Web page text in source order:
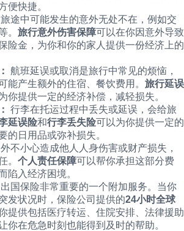
便快捷。
旅途中可能发生的意外无处不在，例如交
。 旅行意外伤害保障可以在你因意外导致
险金，为你和你的家人提供一份经济上的
航班延误或取消是旅行中常见的烦恼，
能产生额外的住宿、餐饮费用。 旅行延误
你提供一定的经济补偿，减轻损失。
行李在托运过程中丢失或延误，会给旅
延误险和行李丢失险可以为你提供一定的
的日用品或弥补损失。
不小心造成他人人身伤害或财产损失，
。 个人责任保障可以帮你承担这部分费
陷入经济困境。
国保险非常重要的一个附加服务。当你
发状况时，保险公司提供的24小时全球
提供包括医疗转运、住院安排、法律援助
你在危急时刻也能得到及时的帮助。